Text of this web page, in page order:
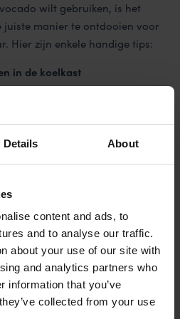
Details About
content and ads, to
and to analyse our traffic.
about your use of our site with
and analytics partners who
information that you’ve
collected from your use
wilt gebruiken, is het
juiste manier te ontdooien voor
Hier zijn enkele handige tips:
in de koelkast
een bevroren avocado te
een nacht in de koelkast te
ervoor dat de avocado
zijn structuur behoudt.
stromend water. Dit kan het
zonder de avocado te
geprakt tot guacamole, kun
de vriezer in een pan of
als het gaat om